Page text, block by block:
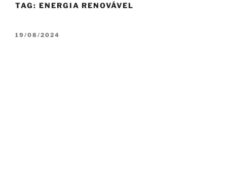
TAG: ENERGIA RENOVÁVEL
PUBLICADO
19/08/2024